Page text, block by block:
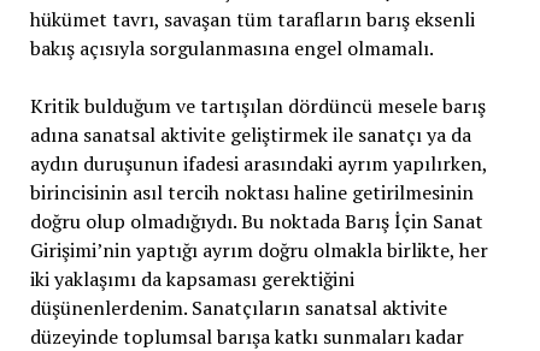
hükümet tavrı, savaşan tüm tarafların barış eksenli
bakış açısıyla sorgulanmasına engel olmamalı.
Kritik bulduğum ve tartışılan dördüncü mesele barış
adına sanatsal aktivite geliştirmek ile sanatçı ya da
aydın duruşunun ifadesi arasındaki ayrım yapılırken,
birincisinin asıl tercih noktası haline getirilmesinin
doğru olup olmadığıydı. Bu noktada Barış İçin Sanat
Girişimi’nin yaptığı ayrım doğru olmakla birlikte, her
iki yaklaşımı da kapsaması gerektiğini
düşünenlerdenim. Sanatçıların sanatsal aktivite
düzeyinde toplumsal barışa katkı sunmaları kadar